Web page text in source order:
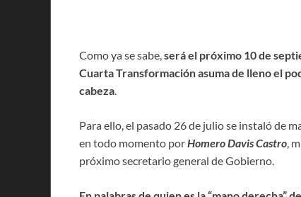
Como ya se sabe, será el próximo 10 de
Cuarta Transformación asuma de lleno el
cabeza
Para ello, el pasado 26 de julio se instaló de
en todo momento por Homero Davis Castro ,
próximo secretario general de Gobierno.